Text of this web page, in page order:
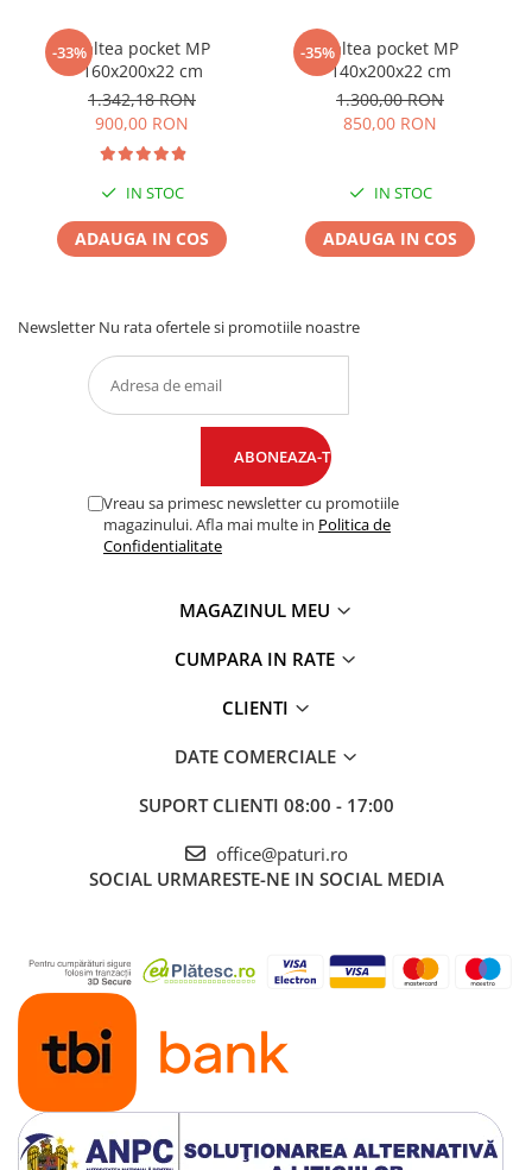
-33%Saltea pocket MP
160x200x22 cm
1.342,18 RON
900,00 RON
IN STOC
ADAUGA IN COS
-35%Saltea pocket MP
140x200x22 cm
1.300,00 RON
850,00 RON
IN STOC
ADAUGA IN COS
Newsletter Nu rata ofertele si promotiile noastre
Vreau sa primesc newsletter cu promotiile
magazinului. Afla mai multe in Politica de
Confidentialitate
MAGAZINUL MEU
CUMPARA IN RATE
CLIENTI
DATE COMERCIALE
SUPORT CLIENTI 08:00 - 17:00
office@paturi.ro
SOCIAL URMARESTE-NE IN SOCIAL MEDIA